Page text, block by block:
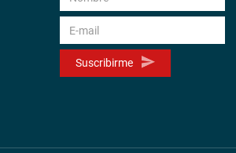
Suscribirme